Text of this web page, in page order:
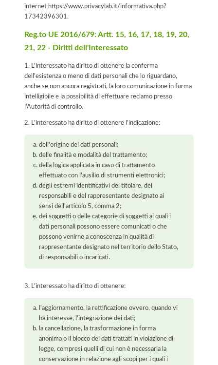
internet https://www.privacylab.it/informativa.php?
17342396301 .
Reg.to UE 2016/679: Artt. 15, 16, 17, 18, 19, 20,
21, 22 - Diritti dell'Interessato
1. L'interessato ha diritto di ottenere la conferma
dell'esistenza o meno di dati personali che lo riguardano,
anche se non ancora registrati, la loro comunicazione in forma
intelligibile e la possibilità di effettuare reclamo presso
l’Autorità di controllo.
2. L'interessato ha diritto di ottenere l'indicazione:
dell'origine dei dati personali;
delle finalità e modalità del trattamento;
della logica applicata in caso di trattamento
effettuato con l'ausilio di strumenti elettronici;
degli estremi identificativi del titolare, dei
responsabili e del rappresentante designato ai
sensi dell'articolo 5, comma 2;
dei soggetti o delle categorie di soggetti ai quali i
dati personali possono essere comunicati o che
possono venirne a conoscenza in qualità di
rappresentante designato nel territorio dello Stato,
di responsabili o incaricati.
3. L'interessato ha diritto di ottenere:
l'aggiornamento, la rettificazione ovvero, quando vi
ha interesse, l'integrazione dei dati;
la cancellazione, la trasformazione in forma
anonima o il blocco dei dati trattati in violazione di
legge, compresi quelli di cui non è necessaria la
conservazione in relazione agli scopi per i quali i